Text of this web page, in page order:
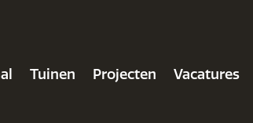
Tuinen Projecten Vacatures